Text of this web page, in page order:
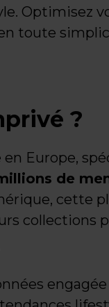
Optimisez
toute
?
Europe,
de
cette
collections